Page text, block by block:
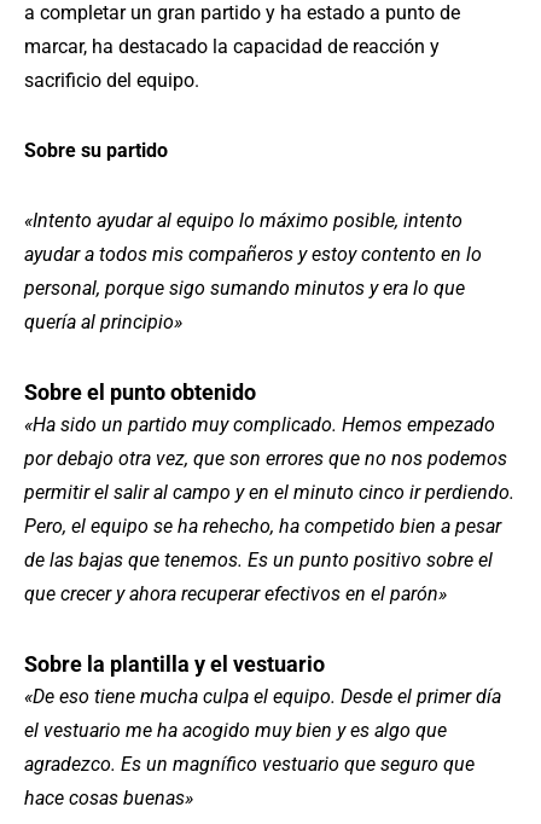
a completar un gran partido y ha estado a punto de
marcar, ha destacado la capacidad de reacción y
sacrificio del equipo.
Sobre su partido
«Intento ayudar al equipo lo máximo posible, intento
ayudar a todos mis compañeros y estoy contento en lo
personal, porque sigo sumando minutos y era lo que
quería al principio»
Sobre el punto obtenido
«Ha sido un partido muy complicado. Hemos empezado
por debajo otra vez, que son errores que no nos podemos
permitir el salir al campo y en el minuto cinco ir perdiendo.
Pero, el equipo se ha rehecho, ha competido bien a pesar
de las bajas que tenemos. Es un punto positivo sobre el
que crecer y ahora recuperar efectivos en el parón»
Sobre la plantilla y el vestuario
«De eso tiene mucha culpa el equipo. Desde el primer día
el vestuario me ha acogido muy bien y es algo que
agradezco. Es un magnífico vestuario que seguro que
hace cosas buenas»